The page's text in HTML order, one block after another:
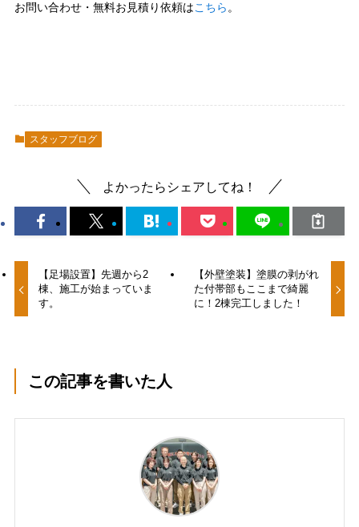
お問い合わせ・無料お見積り依頼はこちら 。
スタッフブログ
よかったらシェアしてね！
【足場設置】先週から2
棟、施工が始まっていま
す。
【外壁塗装】塗膜の剥がれ
た付帯部もここまで綺麗
に！2棟完工しました！
この記事を書いた人